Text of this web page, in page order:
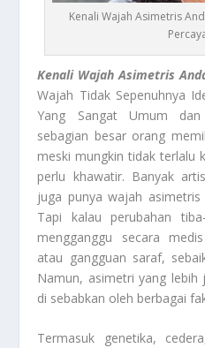
Kenali Wajah Asimetris
Kenali Wajah Asimetris
Wajah Tidak Sepenuhnya
Yang Sangat Umum dan
sebagian besar orang
meski mungkin tidak terlalu
perlu khawatir. Banyak
juga punya wajah
Tapi kalau perubahan
mengganggu secara
atau gangguan saraf,
Namun, asimetri yang
di sebabkan oleh berbagai
Termasuk genetika,